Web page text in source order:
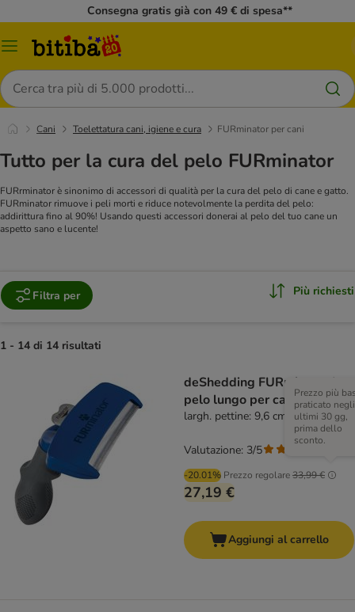
Consegna gratis già con 49 € di spesa**
Overview
Cerca
Cani Toelettatura cani, igiene e cura FURminator per cani
Tutto per la cura del pelo FURminator
FURrminator è sinonimo di accessori di qualità per la cura del pelo di cane e gatto.
FURminator rimuove i peli morti e riduce notevolmente la perdita del pelo:
addirittura fino al 90%! Usando questi accessori donerai al pelo del tuo cane un
aspetto sano e lucente!
Filtra per Più richiesti
1 - 14 di 14 risultati
deShedding FURminator L
pelo lungo per cani
largh. pettine: 9,6 cm
-20.01% Prezzo regolare33,99 €
Prezzo più
praticato negli
ultimi 30 gg,
prima dello
sconto.
27,19 €
Valutazione: 3/5
Aggiungi al carrello